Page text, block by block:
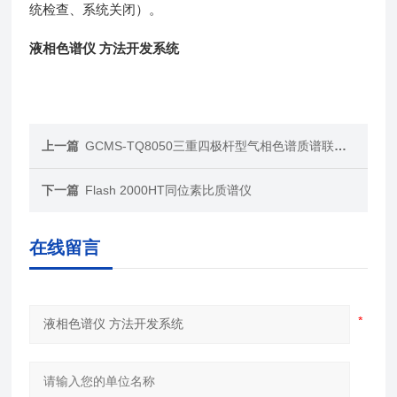
统检查、系统关闭）。
液相色谱仪 方法开发系统
上一篇 GCMS-TQ8050三重四极杆型气相色谱质谱联用仪
下一篇 Flash 2000HT同位素比质谱仪
在线留言